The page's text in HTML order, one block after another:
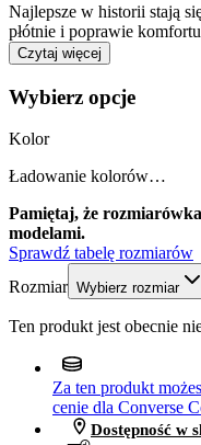
Najlepsze w historii stają
płótnie i poprawie
Czytaj więcej
Wybierz opcje
Kolor
Ładowanie kolorów…
Pamiętaj, że
modelami.
Sprawdź tabelę rozmiarów
Rozmiar Wybierz rozmiar
Ten produkt jest obecnie
Za ten produkt
cenie dla Converse
Dostępność w